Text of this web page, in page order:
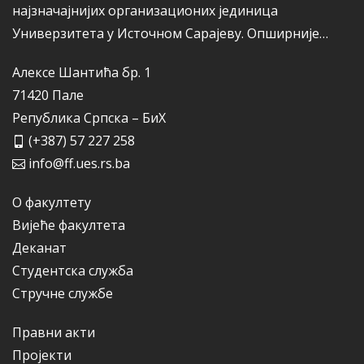
најзначајнијих организационих јединица
Универзитета у Источном Сарајеву. Опширније…
Алексе Шантића бр. 1
71420 Пале
Република Српска – БиХ
(+387) 57 227 258
info@ff.ues.rs.ba
О факултету
Вијеће факултета
Деканат
Студентска служба
Стручне службе
Правни акти
Пројекти